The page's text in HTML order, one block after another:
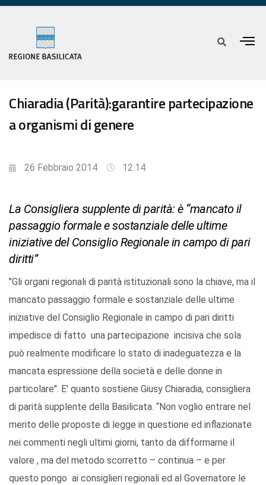
Chiaradia (Parità):garantire partecipazione
a organismi di genere
26 Febbraio 2014 12:14
La Consigliera supplente di parità: è “mancato il
passaggio formale e sostanziale delle ultime
iniziative del Consiglio Regionale in campo di pari
diritti”
"Gli organi regionali di parità istituzionali sono la chiave, ma il
mancato passaggio formale e sostanziale delle ultime
iniziative del Consiglio Regionale in campo di pari diritti
impedisce di fatto una partecipazione incisiva che sola
può realmente modificare lo stato di inadeguatezza e la
mancata espressione della società e delle donne in
particolare". E' quanto sostiene Giusy Chiaradia, consigliera
di parità supplente della Basilicata. “Non voglio entrare nel
merito delle proposte di legge in questione ed inflazionate
nei commenti negli ultimi giorni, tanto da difformarne il
valore , ma del metodo scorretto – continua – e per
questo pongo ai consiglieri regionali ed al Governatore le